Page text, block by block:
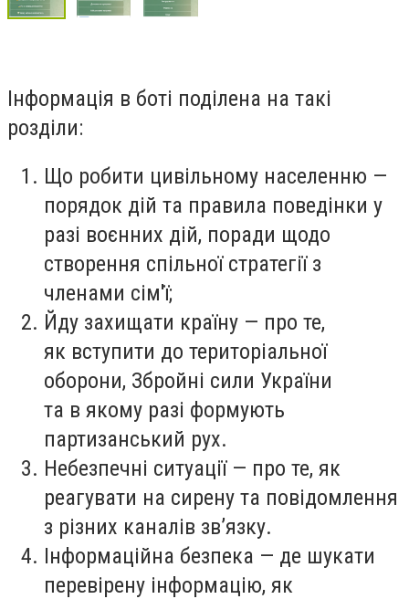
Інформація в боті поділена на такі
розділи:
Що робити цивільному населенню —
порядок дій та правила поведінки у
разі воєнних дій, поради щодо
створення спільної стратегії з
членами сім'ї;
Йду захищати країну — про те,
як вступити до територіальної
оборони, Збройні сили України
та в якому разі формують
партизанський рух.
Небезпечні ситуації — про те, як
реагувати на сирену та повідомлення
з різних каналів зв’язку.
Інформаційна безпека — де шукати
перевірену інформацію, як